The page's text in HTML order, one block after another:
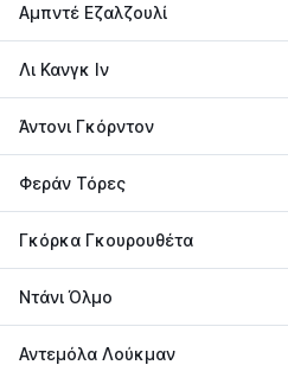
Αμπντέ Εζαλζουλί
Λι Κανγκ Ιν
Άντονι Γκόρντον
Φεράν Τόρες
Γκόρκα Γκουρουθέτα
Ντάνι Όλμο
Αντεμόλα Λούκμαν